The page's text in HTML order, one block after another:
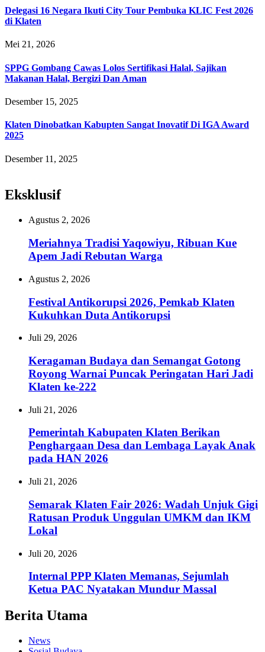
Delegasi 16 Negara Ikuti City Tour Pembuka KLIC Fest 2026
di Klaten
Mei 21, 2026
SPPG Gombang Cawas Lolos Sertifikasi Halal, Sajikan
Makanan Halal, Bergizi Dan Aman
Desember 15, 2025
Klaten Dinobatkan Kabupten Sangat Inovatif Di IGA Award
2025
Desember 11, 2025
Eksklusif
Agustus 2, 2026
Meriahnya Tradisi Yaqowiyu, Ribuan Kue
Apem Jadi Rebutan Warga
Agustus 2, 2026
Festival Antikorupsi 2026, Pemkab Klaten
Kukuhkan Duta Antikorupsi
Juli 29, 2026
Keragaman Budaya dan Semangat Gotong
Royong Warnai Puncak Peringatan Hari Jadi
Klaten ke-222
Juli 21, 2026
Pemerintah Kabupaten Klaten Berikan
Penghargaan Desa dan Lembaga Layak Anak
pada HAN 2026
Juli 21, 2026
Semarak Klaten Fair 2026: Wadah Unjuk Gigi
Ratusan Produk Unggulan UMKM dan IKM
Lokal
Juli 20, 2026
Internal PPP Klaten Memanas, Sejumlah
Ketua PAC Nyatakan Mundur Massal
Berita Utama
News